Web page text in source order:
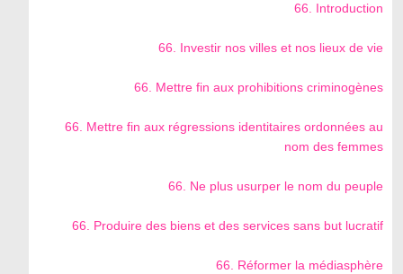
66. Introduction
66. Investir nos villes et nos lieux de vie
66. Mettre fin aux prohibitions criminogènes
66. Mettre fin aux régressions identitaires ordonnées au
nom des femmes
66. Ne plus usurper le nom du peuple
66. Produire des biens et des services sans but lucratif
66. Réformer la médiasphère